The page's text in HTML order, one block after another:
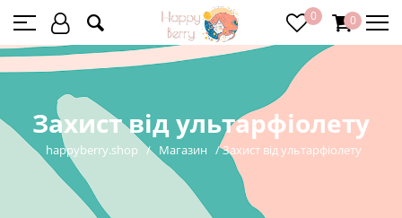
0 0
Захист від ультарфіолету
happyberry.shop / Магазин /Захист від ультарфіолету